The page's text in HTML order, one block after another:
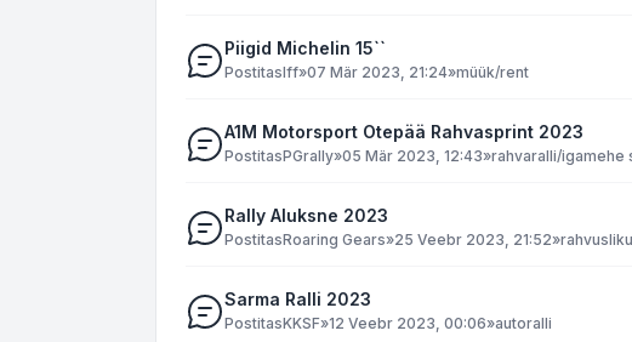
Piigid Michelin 15``
PostitasIff»07 Mär 2023, 21:24»müük/rent
A1M Motorsport Otepää Rahvasprint 2023
PostitasPGrally»05 Mär 2023, 12:43»rahvaralli/igamehe
Rally Aluksne 2023
PostitasRoaring Gears»25 Veebr 2023, 21:52»
Sarma Ralli 2023
PostitasKKSF»12 Veebr 2023, 00:06»autoralli